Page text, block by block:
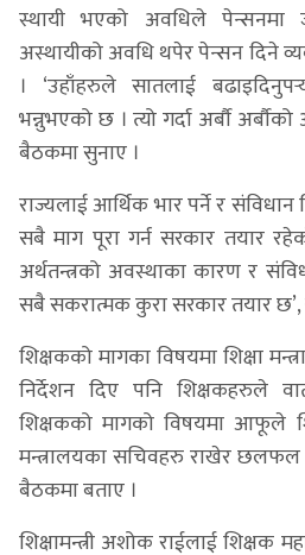
स्थायी भएको अवधिले
अस्थायीको अवधि थपेर पेन्सन दिने
। ‘उहाँहरुले सातलाई
भन्नुभएको छ । त्यो गर्दा अर्बौ
बैठकमा सुनाए ।
राज्यलाई आर्थिक भार पर्ने र
सबै माग पूरा गर्न सरकार तयार
अर्थतन्त्रको अवस्थाका कारण र
सबै सकरात्मक कुरा सरकार तयार
शिक्षकको मागका विषयमा शिक्षा
निर्देशन दिए पनि शिक्षकहरुले
शिक्षकको मागको विषयमा आफूले
मन्त्रालयका सचिवहरु राखेर
बैठकमा बताए ।
शिक्षामन्त्री अशोक राईलाई शिक्षक